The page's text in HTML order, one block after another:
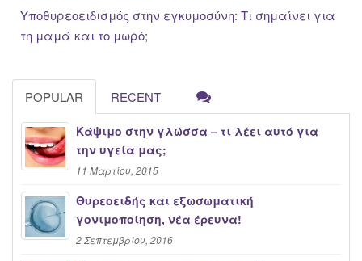
Υποθυρεοειδισμός στην εγκυμοσύνη: Τι σημαίνει για
τη μαμά και το μωρό;
POPULAR RECENT
Κάψιμο στην γλώσσα – τι λέει αυτό για
την υγεία μας;
11 Μαρτίου, 2015
Θυρεοειδής και εξωσωματική
γονιμοποίηση, νέα έρευνα!
2 Σεπτεμβρίου, 2016